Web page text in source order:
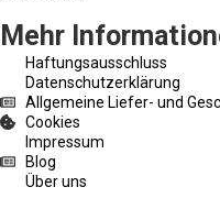
Mehr
Haftungsausschluss
Datenschutzerklärung
Allgemeine Liefer- und
Cookies
Impressum
Blog
Über uns